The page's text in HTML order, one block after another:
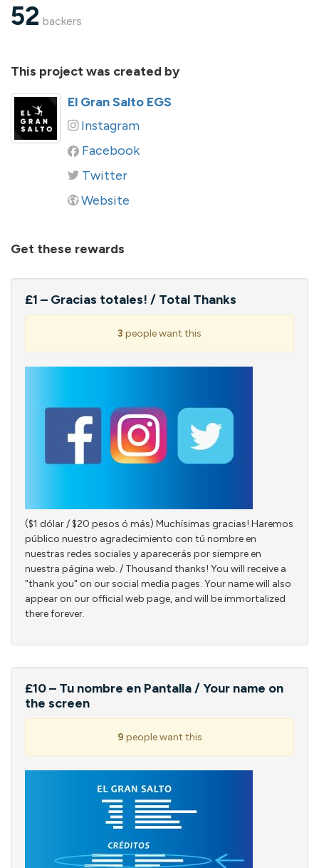
52 backers
This project was created by
El Gran Salto EGS
Instagram
Facebook
Twitter
Website
Get these rewards
£1 – Gracias totales! / Total Thanks
3 people want this
($1 dólar / $20 pesos ó más) Muchísimas gracias! Haremos
público nuestro agradecimiento con tú nombre en
nuestras redes sociales y aparecerás por siempre en
nuestra página web. / Thousand thanks! You will receive a
"thank you" on our social media pages. Your name will also
appear on our official web page, and will be immortalized
there forever.
£10 – Tu nombre en Pantalla / Your name on
the screen
9 people want this